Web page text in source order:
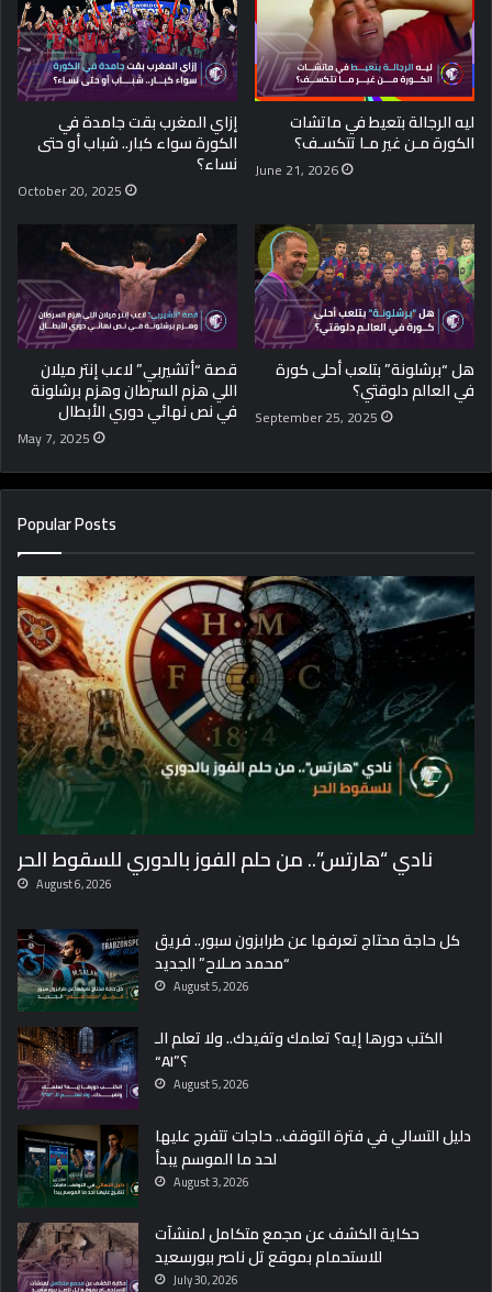
ليه الرجالة بتعيط في ماتشات
الكورة مـن غير مـا تتكسـف؟
June 21, 2026
إزاي المغرب بقت جامدة في
الكورة سواء كبار.. شباب أو حتى
نساء؟
October 20, 2025
هل “برشلونة” بتلعب أحلى كورة
في العالم دلوقتي؟
September 25, 2025
قصة “أتشيربي” لاعب إنتر ميلان
اللي هزم السرطان وهزم برشلونة
في نص نهائي دوري الأبطال
May 7, 2025
Popular Posts
نادي “هارتس”.. من حلم الفوز بالدوري للسقوط الحر
August 6, 2026
كل حاجة محتاج تعرفها عن طرابزون سبور.. فريق
“محمد صـلاح” الجديد
August 5, 2026
الكتب دورها إيه؟ تعلمك وتفيدك.. ولا تعلم الـ
“AI”؟
August 5, 2026
دليل التسالي في فترة التوقف.. حاجات تتفرج عليها
لحد ما الموسم يبدأ
August 3, 2026
حكاية الكشف عن مجمع متكامل لمنشآت
للاستحمام بموقع تل ناصر ببورسعيد
July 30, 2026